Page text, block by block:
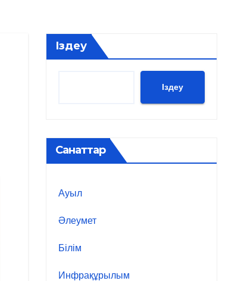
Іздеу
Іздеу
Санаттар
Ауыл
Әлеумет
Білім
Инфрақұрылым